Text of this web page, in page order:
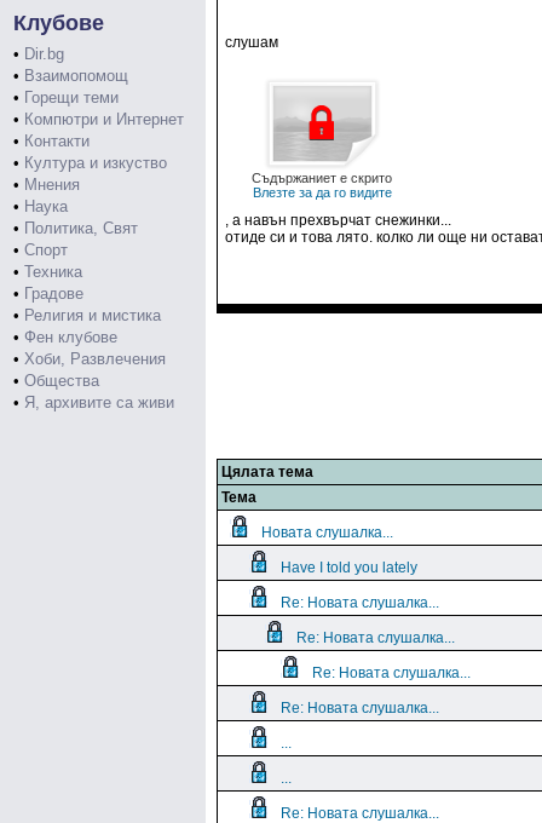
Клубове
• Dir.bg
• Взаимопомощ
• Горещи теми
• Компютри и Интернет
• Контакти
• Култура и изкуство
• Мнения
• Наука
• Политика, Свят
• Спорт
• Техника
• Градове
• Религия и мистика
• Фен клубове
• Хоби, Развлечения
• Общества
• Я, архивите са живи
слушам
Съдържаниет е скрито
Влезте за да го видите
, а навън прехвърчат снежинки...
отиде си и това лято. колко ли още ни
Цялата тема
Тема
Новата слушалка...
Have I told you lately
Re: Новата слушалка...
Re: Новата слушалка...
Re: Новата слушалка...
Re: Новата слушалка...
...
...
Re: Новата слушалка...